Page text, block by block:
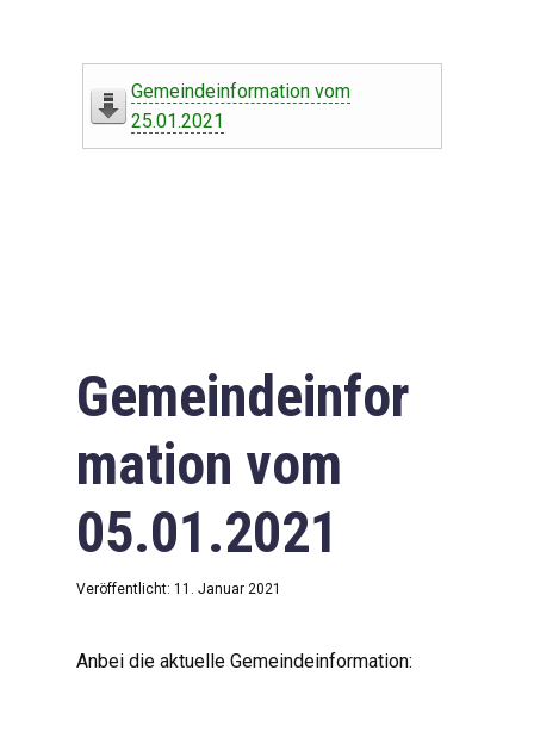
Gemeindeinformation vom
25.01.2021
Gemeindeinfor
mation vom
05.01.2021
Veröffentlicht: 11. Januar 2021
Anbei die aktuelle Gemeindeinformation: